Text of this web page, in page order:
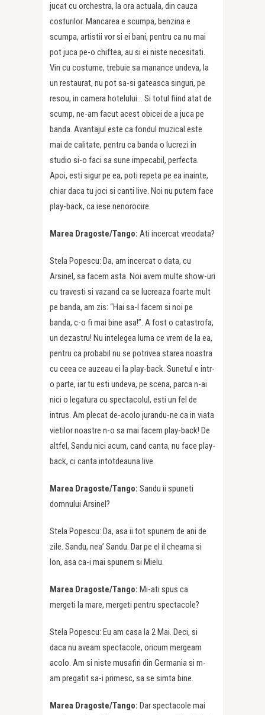
jucat cu orchestra, la ora actuala, din cauza
costurilor. Mancarea e scumpa, benzina e
scumpa, artistii vor si ei bani, pentru ca nu mai
pot juca pe-o chiftea, au si ei niste necesitati.
Vin cu costume, trebuie sa manance undeva, la
un restaurat, nu pot sa-si gateasca singuri, pe
resou, in camera hotelului… Si totul fiind atat de
scump, ne-am facut acest obicei de a juca pe
banda. Avantajul este ca fondul muzical este
mai de calitate, pentru ca banda o lucrezi in
studio si-o faci sa sune impecabil, perfecta.
Apoi, esti sigur pe ea, poti repeta pe ea inainte,
chiar daca tu joci si canti live. Noi nu putem face
play-back, ca iese nenorocire.
Marea Dragoste/Tango: Ati incercat vreodata?
Stela Popescu: Da, am incercat o data, cu
Arsinel, sa facem asta. Noi avem multe show-uri
cu travesti si vazand ca se lucreaza foarte mult
pe banda, am zis: “Hai sa-l facem si noi pe
banda, c-o fi mai bine asa!”. A fost o catastrofa,
un dezastru! Nu intelegea luma ce vrem de la ea,
pentru ca probabil nu se potrivea starea noastra
cu ceea ce auzeau ei la play-back. Sunetul e intr-
o parte, iar tu esti undeva, pe scena, parca n-ai
nici o legatura cu spectacolul, esti un fel de
intrus. Am plecat de-acolo jurandu-ne ca in viata
vietilor noastre n-o sa mai facem play-back! De
altfel, Sandu nici acum, cand canta, nu face play-
back, ci canta intotdeauna live.
Marea Dragoste/Tango: Sandu ii spuneti
domnului Arsinel?
Stela Popescu: Da, asa ii tot spunem de ani de
zile. Sandu, nea’ Sandu. Dar pe el il cheama si
Ion, asa ca-i mai spunem si Mielu.
Marea Dragoste/Tango: Mi-ati spus ca
mergeti la mare, mergeti pentru spectacole?
Stela Popescu: Eu am casa la 2 Mai. Deci, si
daca nu aveam spectacole, oricum mergeam
acolo. Am si niste musafiri din Germania si m-
am pregatit sa-i primesc, sa se simta bine.
Marea Dragoste/Tango: Dar spectacole mai